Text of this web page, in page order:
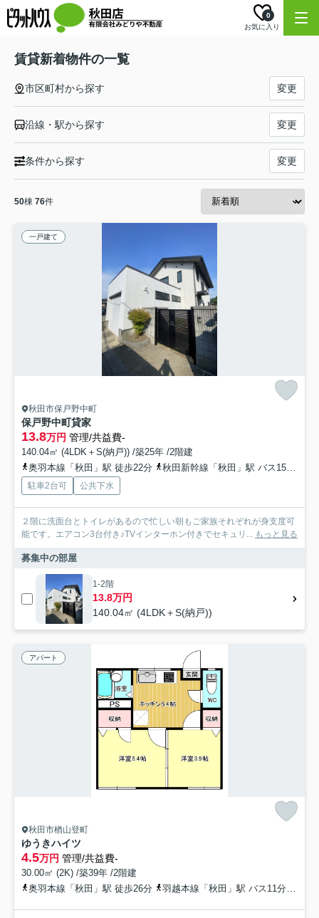
お気に入り
0
賃貸新着物件の一覧
市区町村から探す 変更
沿線・駅から探す 変更
条件から探す 変更
50棟 76件
一戸建て
秋田市保戸野中町
保戸野中町貸家
13.8万円 管理/共益費-
140.04㎡ (4LDK＋S(納戸)) /築25年 /2階建
奥羽本線「秋田」駅 徒歩22分
秋田新幹線「秋田」駅 バス15分 添川線「すわ町」 停歩3分
駐車2台可 公共下水
２階に洗面台とトイレがあるので忙しい朝もご家族それぞれが身支度可
能です。エアコン3台付き♪TVインターホン付きでセキュリ... もっと見る
募集中の部屋
1-2階
13.8万円
140.04㎡ (4LDK＋S(納戸))
アパート
秋田市楢山登町
ゆうきハイツ
4.5万円 管理/共益費-
30.00㎡ (2K) /築39年 /2階建
奥羽本線「秋田」駅 徒歩26分
羽越本線「秋田」駅 バス11分 秋田中央交通「登町上丁」 停歩3分